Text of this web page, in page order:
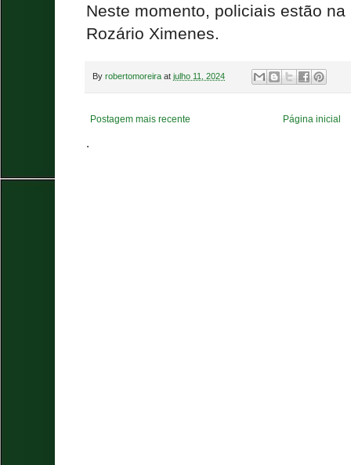
Neste momento, policiais estão
Rozário Ximenes.
By robertomoreira at julho 11, 2024
Postagem mais recente Página inicial
.